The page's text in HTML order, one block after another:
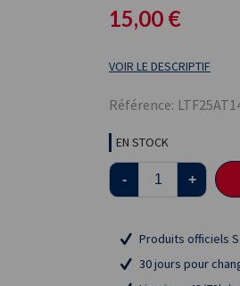
15,00 €
VOIR LE DESCRIPTIF
Référence:
EN STOCK
- +
Produits officiels
30 jours pour